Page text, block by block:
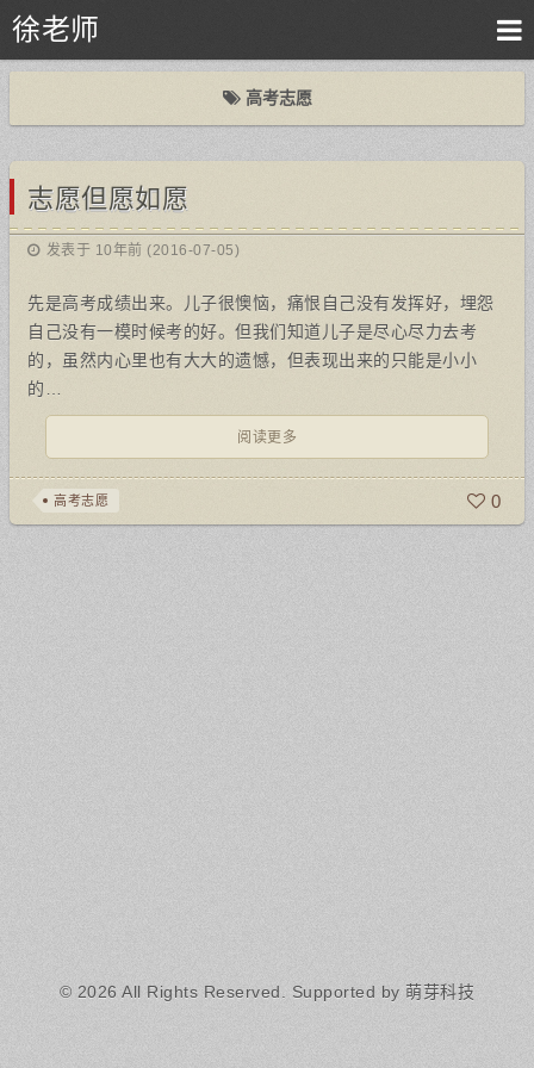
徐老师
高考志愿
志愿但愿如愿
发表于 10年前 (2016-07-05)
先是高考成绩出来。儿子很懊恼，痛恨自己没有发挥好，埋怨
自己没有一模时候考的好。但我们知道儿子是尽心尽力去考
的，虽然内心里也有大大的遗憾，但表现出来的只能是小小
的…
阅读更多
高考志愿 0
© 2026 All Rights Reserved. Supported by 萌芽科技